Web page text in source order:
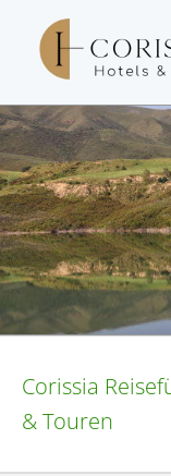
Corissia
& Touren